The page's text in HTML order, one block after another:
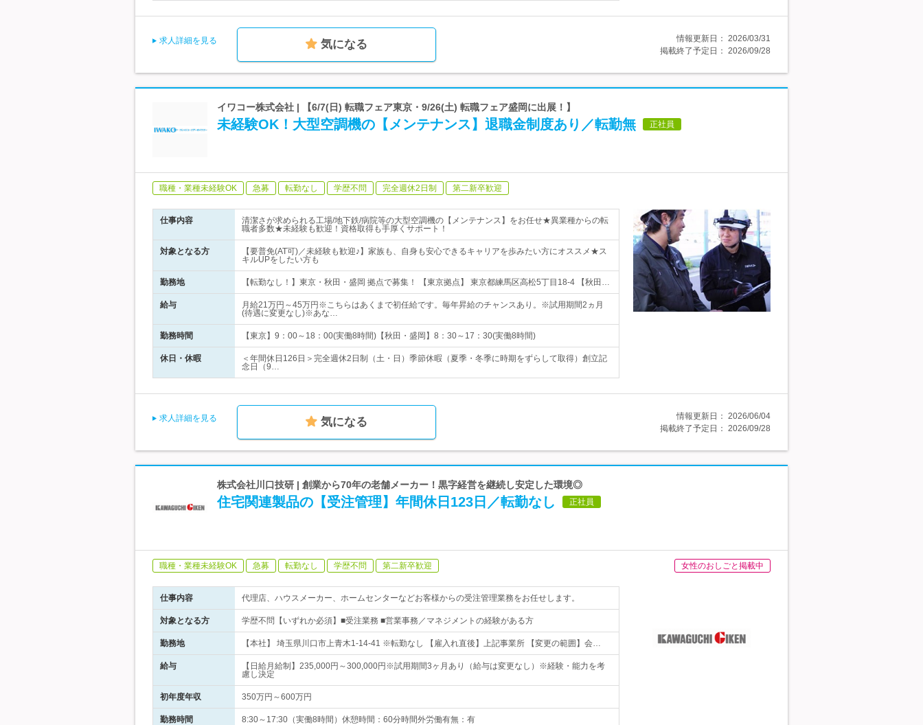
求人詳細を見る 気になる 情報更新日： 2026/03/31
掲載終了予定日： 2026/09/28
イワコー株式会社 | 【6/7(日) 転職フェア東京・9/26(土) 転職フェア盛岡に出展！】
未経験OK！大型空調機の【メンテナンス】退職金制度あり／転勤無 正社員
職種・業種未経験OK 急募 転勤なし 学歴不問 完全週休2日制 第二新卒歓迎
仕事内容
清潔さが求められる工場/地下鉄/病院等の大型空調機の【メンテナンス】をお任せ★異業種からの転
職者多数★未経験も歓迎！資格取得も手厚くサポート！
対象となる方
【要普免(AT可)／未経験も歓迎♪】家族も、自身も安心できるキャリアを歩みたい方にオススメ★ス
キルUPをしたい方も
勤務地 【転勤なし！】東京・秋田・盛岡 拠点で募集！ 【東京拠点】 東京都練馬区高松5丁目18-4 【秋田…
給与
月給21万円～45万円※こちらはあくまで初任給です。毎年昇給のチャンスあり。※試用期間2ヵ月
(待遇に変更なし)※あな…
勤務時間 【東京】9：00～18：00(実働8時間)【秋田・盛岡】8：30～17：30(実働8時間)
休日・休暇
＜年間休日126日＞完全週休2日制（土・日）季節休暇（夏季・冬季に時期をずらして取得）創立記
念日（9…
求人詳細を見る 気になる 情報更新日： 2026/06/04
掲載終了予定日： 2026/09/28
株式会社川口技研 | 創業から70年の老舗メーカー！黒字経営を継続し安定した環境◎
住宅関連製品の【受注管理】年間休日123日／転勤なし 正社員
職種・業種未経験OK 急募 転勤なし 学歴不問 第二新卒歓迎 女性のおしごと掲載中
仕事内容 代理店、ハウスメーカー、ホームセンターなどお客様からの受注管理業務をお任せします。
対象となる方 学歴不問【いずれか必須】■受注業務 ■営業事務／マネジメントの経験がある方
勤務地 【本社】 埼玉県川口市上青木1-14-41 ※転勤なし 【雇入れ直後】上記事業所 【変更の範囲】会…
給与
【日給月給制】235,000円～300,000円※試用期間3ヶ月あり（給与は変更なし）※経験・能力を考
慮し決定
初年度年収 350万円～600万円
勤務時間 8:30～17:30（実働8時間）休憩時間：60分時間外労働有無：有